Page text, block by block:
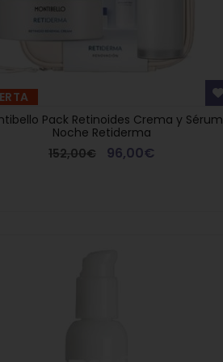
Pack Retinoides Crema y Sérum
Noche Retiderma
152,00€
96,00€
Montibello te regala
una Vela Perfumada